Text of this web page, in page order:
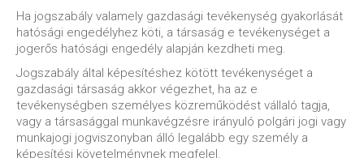
Ha jogszabály valamely gazdasági tevékenység gyakorlását
hatósági engedélyhez köti, a társaság e tevékenységet a
jogerős hatósági engedély alapján kezdheti meg.
Jogszabály által képesítéshez kötött tevékenységet a
gazdasági társaság akkor végezhet, ha az e
tevékenységben személyes közreműködést vállaló tagja,
vagy a társasággal munkavégzésre irányuló polgári jogi vagy
munkajogi jogviszonyban álló legalább egy személy a
képesítési követelménynek megfelel.